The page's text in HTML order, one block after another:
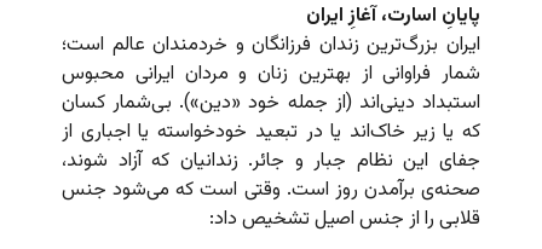
پایانِ اسارت، آغازِ ایران
ایران بزرگ‌ترین زندان فرزانگان و خردمندان عالم است؛
شمار فراوانی از بهترین‌ زنان و مردان ایرانی محبوس
استبداد دینی‌اند (از جمله خود «دین»). بی‌شمار کسان
که یا زیر خاک‌اند یا در تبعید خودخواسته یا اجباری از
جفای این نظام جبار و جائر. زندانیان که آزاد شوند،
صحنه‌ی برآمدن روز است. وقتی است که می‌شود جنس
قلابی را از جنس اصیل تشخیص داد: